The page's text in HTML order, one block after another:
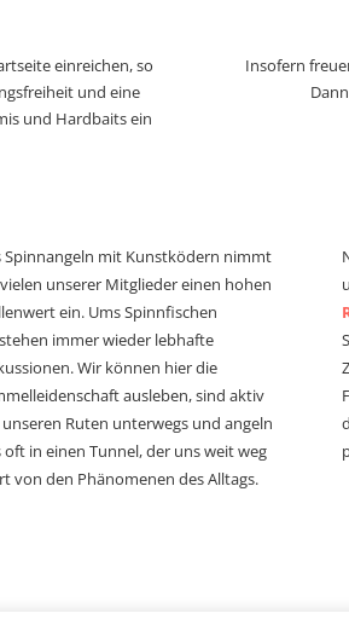
einreichen, so
und eine
und Hardbaits ein
Insofern
Spinnangeln mit Kunstködern nimmt
unserer Mitglieder einen hohen
ein. Ums Spinnfischen
immer wieder lebhafte
Wir können hier die
ausleben, sind aktiv
Ruten unterwegs und angeln
oft in einen Tunnel, der uns weit weg
von den Phänomenen des Alltags.